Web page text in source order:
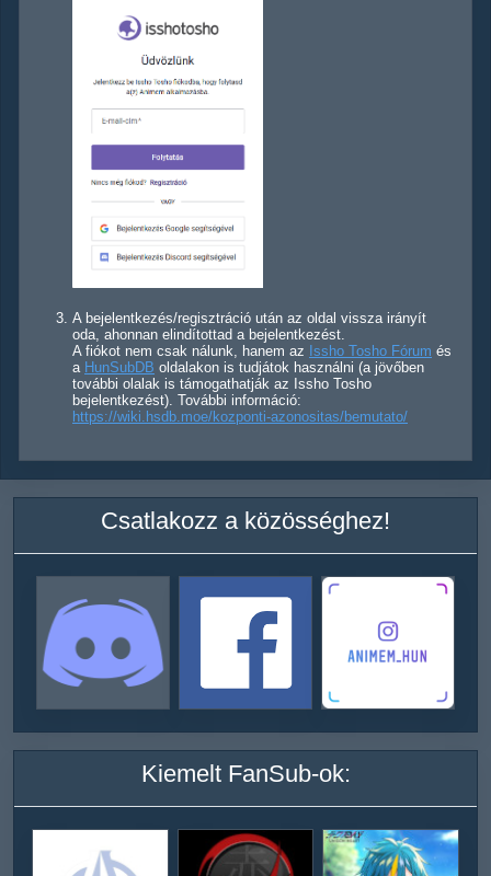
A bejelentkezés/regisztráció után az oldal vissza irányít
oda, ahonnan elindítottad a bejelentkezést.
A fiókot nem csak nálunk, hanem az Issho Tosho Fórum és
a HunSubDB oldalakon is tudjátok használni (a jövőben
további olalak is támogathatják az Issho Tosho
bejelentkezést). További információ:
https://wiki.hsdb.moe/kozponti-azonositas/bemutato/
Csatlakozz a közösséghez!
Kiemelt FanSub-ok: